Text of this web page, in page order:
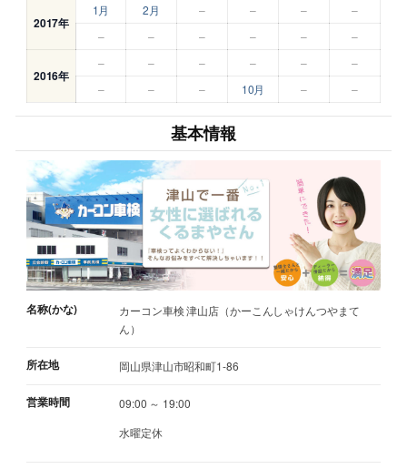
2017年
1月 2月 – – –
–
–
– – – – –
2016年
– – – – –
–
–
– – 10月 – –
基本情報
名称(かな)
カーコン車検 津山店（かーこんしゃけんつやまて
ん）
所在地 岡山県津山市昭和町1-86
営業時間
09:00 ～ 19:00
水曜定休